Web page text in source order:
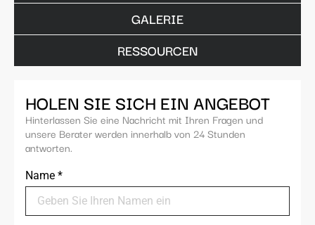
GALERIE
RESSOURCEN
HOLEN SIE SICH EIN ANGEBOT
Hinterlassen Sie eine Nachricht mit Ihren Fragen und
unsere Berater werden innerhalb von 24 Stunden
antworten.
Name *